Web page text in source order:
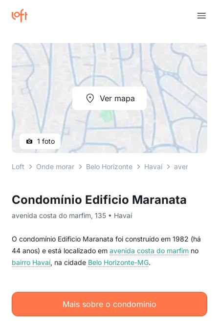
Condomínio Edificio Maranata
avenida costa do marfim, 135 • Havaí
O condomínio Edificio Maranata foi construído em 1982 (há
44 anos) e está localizado em avenida costa do marfim no
bairro Havaí, na cidade Belo Horizonte-MG.
Mais sobre o condomínio
Ver mapa
1 foto
Loft Onde morar Belo Horizonte Havaí avenida